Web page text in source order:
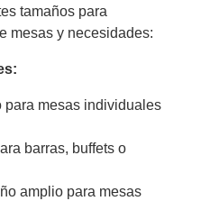
tamaños para
mesas y necesidades:
mesas individuales
barras, buffets o
amplio para mesas